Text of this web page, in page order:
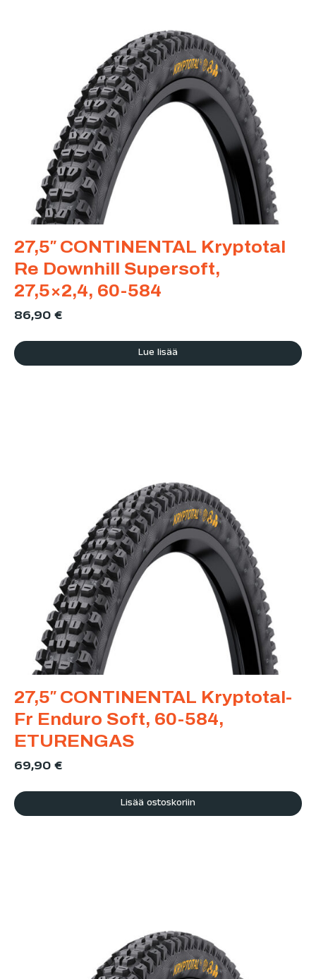
27,5″ CONTINENTAL Kryptotal
Re Downhill Supersoft,
27,5×2,4, 60-584
86,90€
Lue lisää
27,5″ CONTINENTAL Kryptotal-
Fr Enduro Soft, 60-584,
ETURENGAS
69,90€
Lisää ostoskoriin